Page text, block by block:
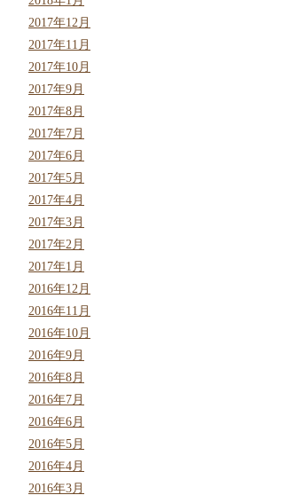
2017年12月
2017年11月
2017年10月
2017年9月
2017年8月
2017年7月
2017年6月
2017年5月
2017年4月
2017年3月
2017年2月
2017年1月
2016年12月
2016年11月
2016年10月
2016年9月
2016年8月
2016年7月
2016年6月
2016年5月
2016年4月
2016年3月